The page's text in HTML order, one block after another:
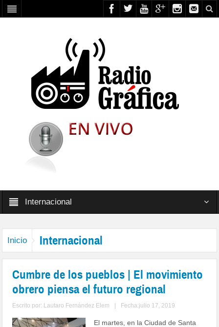
Internacional
Inicio Internacional
Cumbre de los pueblos | El movimiento
obrero piensa el futuro regional
Escrito por: Lautaro Fernández Elem Fecha:julio 17, 2019
El martes, en la Ciudad de Santa